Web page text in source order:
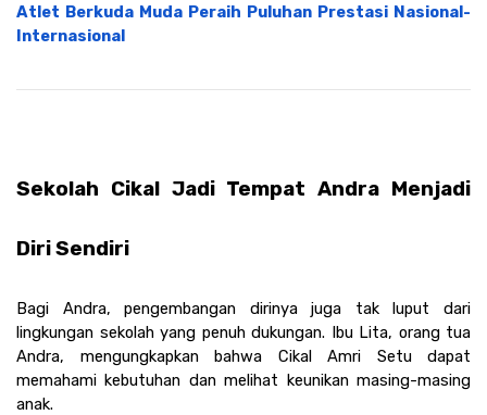
Atlet Berkuda Muda Peraih Puluhan Prestasi Nasional-
Internasional
Sekolah Cikal Jadi Tempat Andra Menjadi
Diri Sendiri
Bagi Andra, pengembangan dirinya juga tak luput dari
lingkungan sekolah yang penuh dukungan. Ibu Lita, orang tua
Andra, mengungkapkan bahwa Cikal Amri Setu dapat
memahami kebutuhan dan melihat keunikan masing-masing
anak.